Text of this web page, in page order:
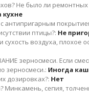
Не было ли
кухне
антипригарным
птицы?: Не
воздуха, плохое
зерносмеси. Если
зерносмеси.: Иногда
дозировках?: Нет
Минкамень, сепия,